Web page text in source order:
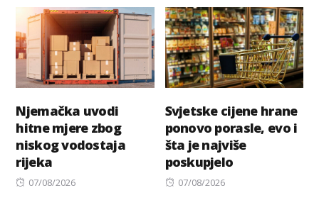
Njemačka uvodi
hitne mjere zbog
niskog vodostaja
rijeka
Posted
07/08/2026
Svjetske cijene hrane
ponovo porasle, evo i
šta je najviše
poskupjelo
Posted
07/08/2026